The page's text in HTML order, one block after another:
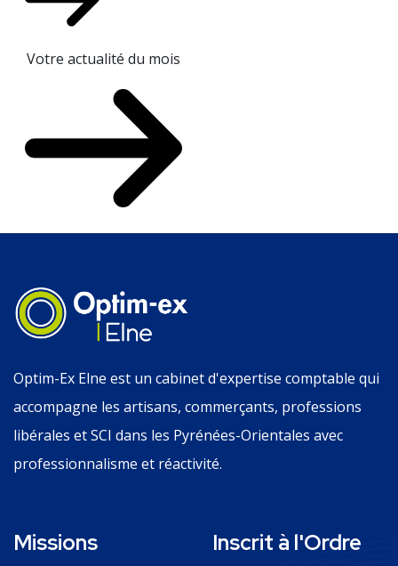
Votre actualité du mois
Optim-Ex Elne est un cabinet d'expertise comptable qui
accompagne les artisans, commerçants, professions
libérales et SCI dans les Pyrénées-Orientales avec
professionnalisme et réactivité.
Missions Inscrit à l'Ordre